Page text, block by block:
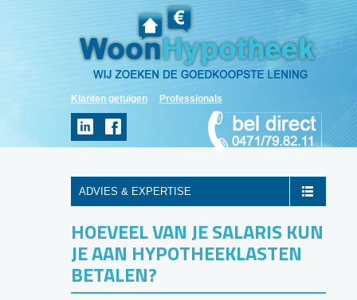
Klanten getuigen Professionals
ADVIES & EXPERTISE
HOEVEEL VAN JE SALARIS KUN
JE AAN HYPOTHEEKLASTEN
BETALEN?